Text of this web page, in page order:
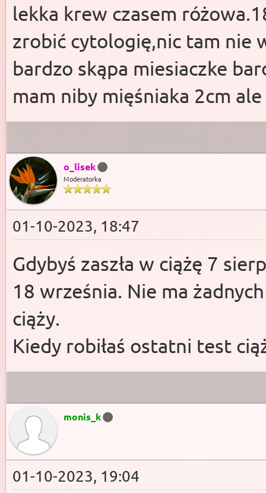
lekka krew czasem
zrobić cytologię,nic tam nie
bardzo skąpa miesiaczke
mam niby mięśniaka 2cm
o_lisek
Moderatorka
01-10-2023, 18:47
Gdybyś zaszła w ciążę 7
18 września. Nie ma
ciąży.
Kiedy robiłaś ostatni test
monis_k
01-10-2023, 19:04